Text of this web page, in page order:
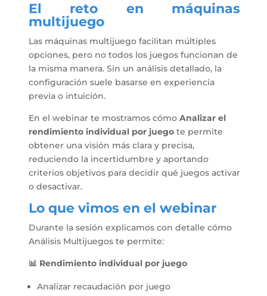
El reto en máquinas
multijuego
Las máquinas multijuego facilitan múltiples
opciones, pero no todos los juegos funcionan de
la misma manera. Sin un análisis detallado, la
configuración suele basarse en experiencia
previa o intuición.
En el webinar te mostramos cómo Analizar el
rendimiento individual por juegote permite
obtener una visión más clara y precisa,
reduciendo la incertidumbre y aportando
criterios objetivos para decidir qué juegos activar
o desactivar.
Lo que vimos en el webinar
Durante la sesión explicamos con detalle cómo
Análisis Multijuegos te permite:
📊 Rendimiento individual por juego
Analizar recaudación por juego